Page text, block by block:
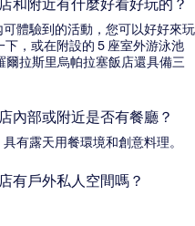
和附近有什麼好看好玩的？
體驗到的活動，您可以好好來玩
，或在附設的 5 座室外游泳池
拉斯里烏帕拉塞飯店還具備三
內部或附近是否有餐廳？
有露天用餐環境和創意料理。
有戶外私人空間嗎？